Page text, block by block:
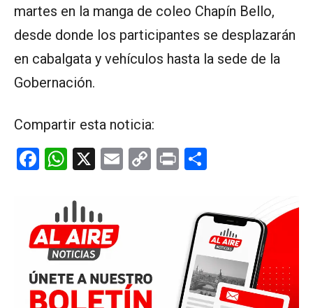
martes en la manga de coleo Chapín Bello,
desde donde los participantes se desplazarán
en cabalgata y vehículos hasta la sede de la
Gobernación.
Compartir esta noticia:
F
b
o
o
k
W
at
s
A
p
p
X
E
C
k
Pr
p
ar
tir